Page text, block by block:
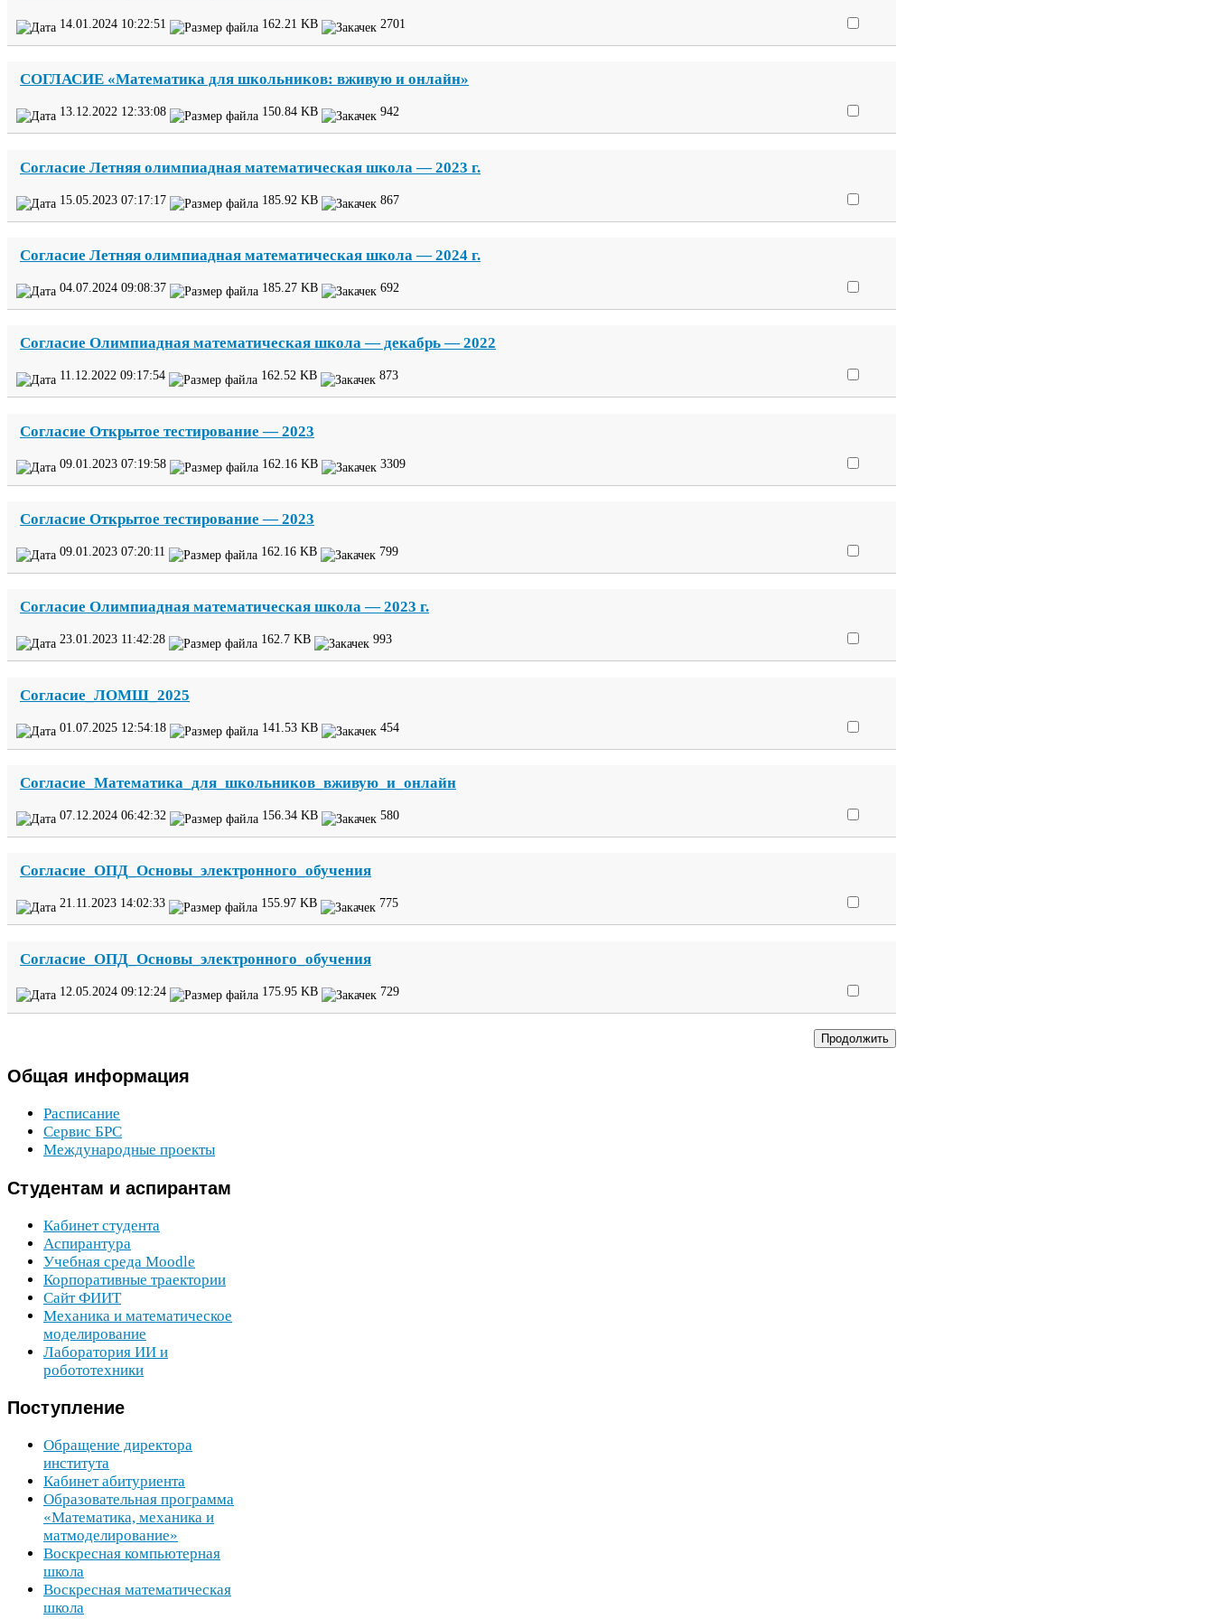
14 01 2024 10:22:51 162 21 KB 2701
СОГЛАСИЕ «Математика для школьников: вживую и онлайн»
13.12.2022 12:33:08 150.84 KB 942
Согласие Летняя олимпиадная математическая школа —2023 г.
15 05 2023 07:17:17 185 92 KB 867
Согласие Летняя олимпиадная математическая школа —2024 г.
04 07 2024 09:08:37 185 27 KB 692
Согласие Олимпиадная математическая школа — декабрь —2022
11.12.2022 09:17:54 162.52 KB 873
Согласие Открытое тестирование —2023
09 01 2023 07:19:58 162 16 KB 3309
Согласие Открытое тестирование —2023
09 01 2023 07:20:11 162 16 KB 799
Согласие Олимпиадная математическая школа —2023 г.
23.01.2023 11:42:28 162.7 KB 993
Согласие_​ЛОМШ_​ 2025
01 07 2025 12:54:18 141 53 KB 454
Согласие_​Математика_​для_​школьников_​вживую_​и_​онлайн
07 12 2024 06:42:32 156 34 KB 580
Согласие_​ОПД_​Основы_​электронного_​обучения
21.11.2023 14:02:33 155.97 KB 775
Согласие_​ОПД_​Основы_​электронного_​обучения
12 05 2024 09:12:24 175 95 KB 729
Общая информация
Расписание
Сервис БРС
Международные проекты
Студентам и аспирантам
Кабинет студента
Аспирантура
Учебная среда Moodle
Корпоративные траектории
СайтФИИТ
Механика и математическое
моделирование
Лаборатория ИИ и
робототехники
Поступление
Обращение директора
института
Кабинет абитуриента
Образовательная программа
«Математика, механика и
матмоделирование»
Воскресная компьютерная
школа
Воскресная математическая
школа